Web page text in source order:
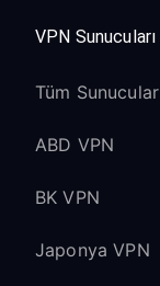
VPN Sunucuları
Tüm Sunucular
ABD VPN
BK VPN
Japonya VPN